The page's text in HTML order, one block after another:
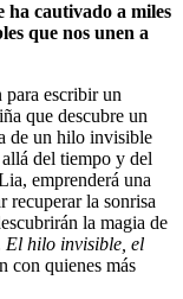
ha cautivado a miles
que nos unen a
para escribir un
que descubre un
de un hilo invisible
allá del tiempo y del
emprenderá una
recuperar la sonrisa
la magia de
El hilo invisible, el
con quienes más